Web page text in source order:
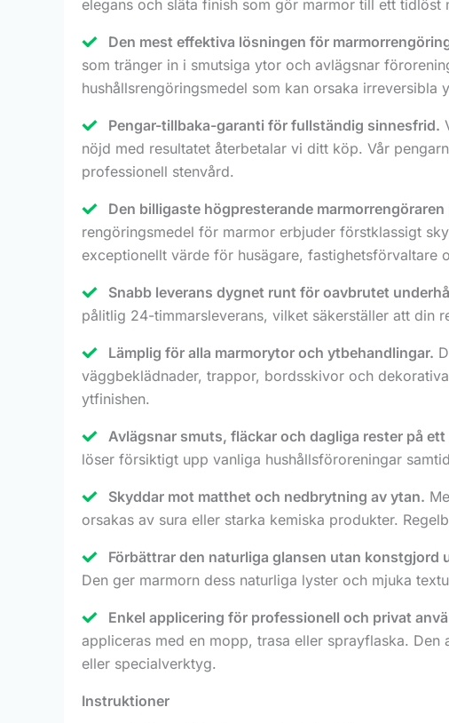
elegans och släta finish som gör marmor till ett tidlöst
Den mest effektiva lösningen för
som tränger in i smutsiga ytor och avlägsnar
hushållsrengöringsmedel som kan orsaka irreversibla
Pengar-tillbaka-garanti för fullständig sinnesfrid.
nöjd med resultatet återbetalar vi ditt köp. Vår
professionell stenvård.
Den billigaste högpresterande marmorrengöraren
rengöringsmedel för marmor erbjuder förstklassigt
exceptionellt värde för husägare, fastighetsförvaltare
Snabb leverans dygnet runt för oavbrutet
pålitlig 24-timmarsleverans, vilket säkerställer att din
Lämplig för alla marmorytor och ytbehandlingar.
väggbeklädnader, trappor, bordsskivor och
ytfinishen.
Avlägsnar smuts, fläckar och dagliga rester på
löser försiktigt upp vanliga hushållsföroreningar
Skyddar mot matthet och nedbrytning av ytan.
orsakas av sura eller starka kemiska produkter.
Förbättrar den naturliga glansen utan konstgjord
Den ger marmorn dess naturliga lyster och mjuka
Enkel applicering för professionell och privat
appliceras med en mopp, trasa eller sprayflaska.
eller specialverktyg.
Instruktioner